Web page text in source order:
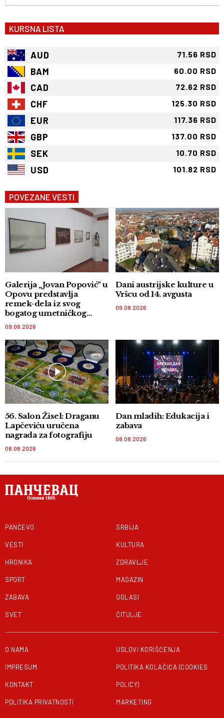
KURSNA LISTA
AUD 71.56 RSD
BAM 60.00 RSD
CAD 72.62 RSD
CHF 125.30 RSD
EUR 117.36 RSD
GBP 137.00 RSD
SEK 10.70 RSD
USD 101.82 RSD
POVEZANE VESTI
Galerija „Jovan Popović“ u
Opovu predstavlja
remek-dela iz svog
bogatog umetničkog
fonda
09.08.2026
Dani austrijske kulture u
Vršcu od 14. avgusta
09.08.2026
56. Salon Žisel: Draganu
Lapčeviću uručena
nagrada za fotografiju
08.08.2026
Dan mladih: Edukacija i
zabava
08.08.2026
PANČEVO
VESTI
HRONIKA
SPORT
ZABAVA
SVET
SRBIJA
KULTURA
ZDRAVLJE
MAGAZIN
OGLASI
ČITULJE
O NAMA
IMPRESUM
KONTAKT
POLITIKA PRIVATNOSTI
USLOVI KORIŠĆENJA
POLITIKA KOLAČIĆA (COOKIES
POLICY)
MARKETING